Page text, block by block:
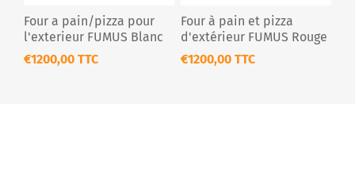
Four a pain/pizza pour
l'exterieur FUMUS Blanc
€1200,00 TTC
Four à pain et pizza
d'extérieur FUMUS Rouge
€1200,00 TTC